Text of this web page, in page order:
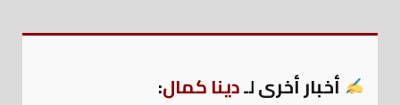
أخبار أخرى لـدينا كمال: